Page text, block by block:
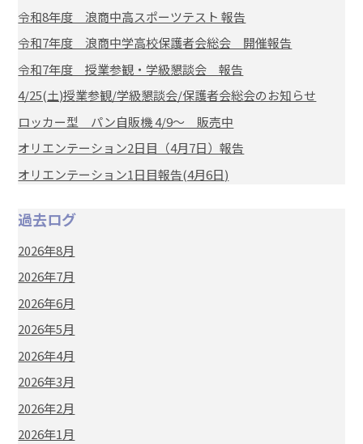
令和8年度 浪商中高スポーツテスト 報告
令和7年度 浪商中学高校保護者会総会 開催報告
令和7年度 授業参観・学級懇談会 報告
4/25(土)授業参観/学級懇談会/保護者会総会のお知らせ
ロッカー型 パン自販機 4/9～ 販売中
オリエンテーション2日目（4月7日）報告
オリエンテーション1日目報告(4月6日)
過去ログ
2026年8月
2026年7月
2026年6月
2026年5月
2026年4月
2026年3月
2026年2月
2026年1月